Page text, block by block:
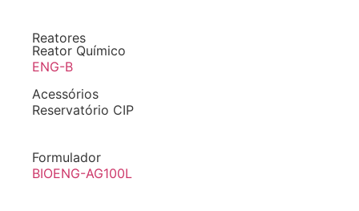
Reatores
Reator Químico
ENG-B
Acessórios
Reservatório CIP
Formulador
BIOENG-AG100L